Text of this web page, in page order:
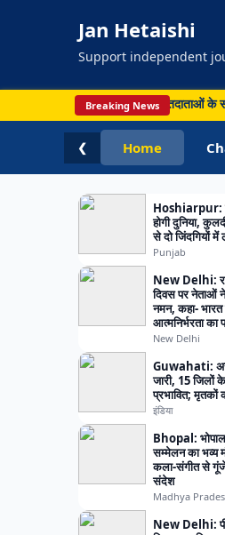
Jan Hetaishi
Support independent
Breaking News
पूरा, 19.73 लाख मतदाताओं के सत्यापन
❮ Home
Hoshiarpur:
होगी दुनिया,
से दो जिंदगियों में
Punjab
New Delhi:
दिवस पर नेताओं
नमन, कहा-
आत्मनिर्भरता
New Delhi
Guwahati:
जारी, 15 जिलों
प्रभावित;
इंडिया
Bhopal:
सम्मेलन का भव्य
कला-संगीत से
संदेश
Madhya
New Delhi: